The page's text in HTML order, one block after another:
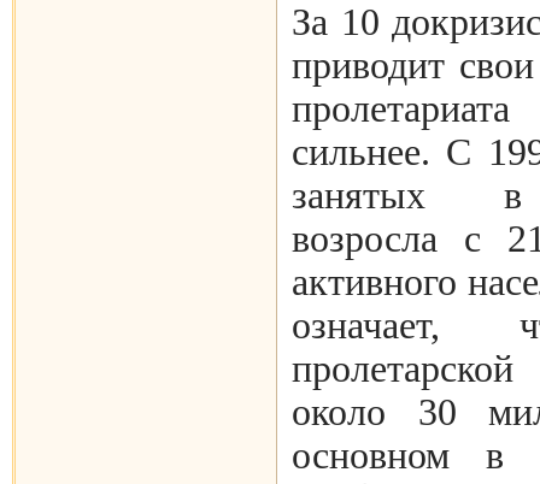
За 10
приводит
сильнее. С
занятых в
возросла с
активного
означает,
около 30
основном в